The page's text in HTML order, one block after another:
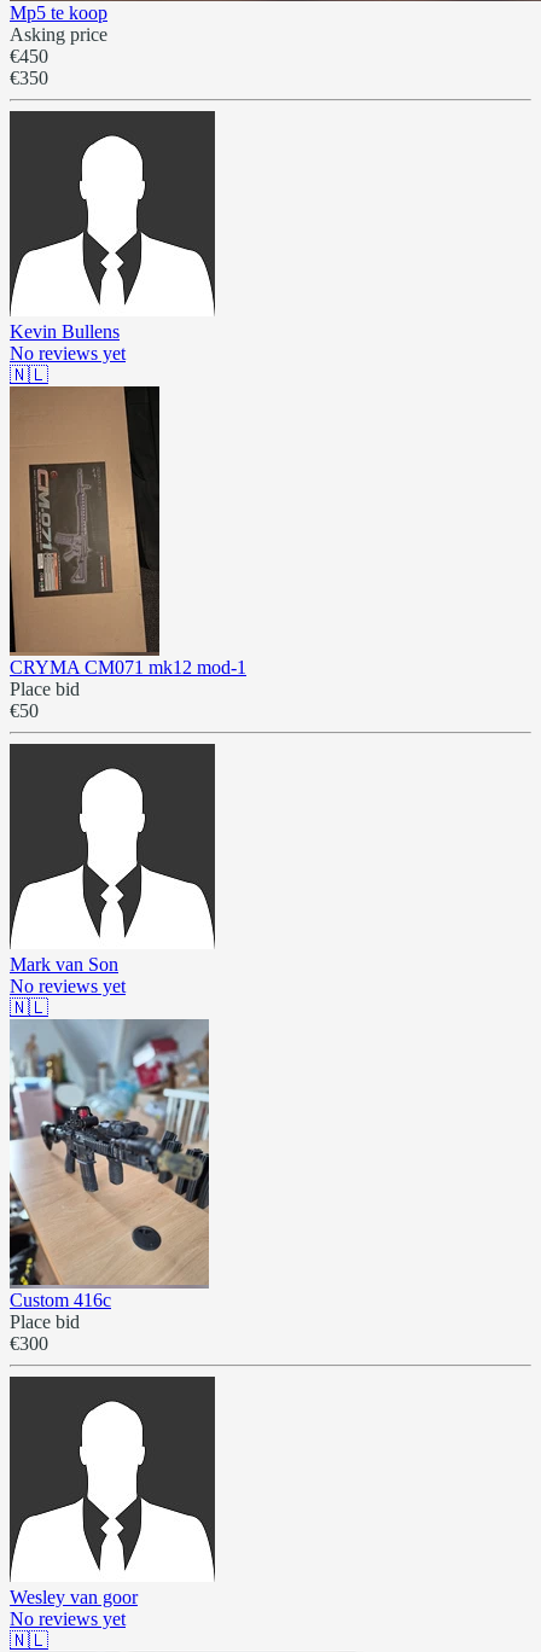
Mp5 te koop
Asking price
€450
€350
Kevin Bullens
No reviews yet
🇳🇱
CRYMA CM071 mk12 mod-1
Place bid
€50
Mark van Son
No reviews yet
🇳🇱
Custom 416c
Place bid
€300
Wesley van goor
No reviews yet
🇳🇱